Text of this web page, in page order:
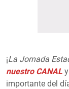
¡La Jornada
nuestro CANAL
importante del